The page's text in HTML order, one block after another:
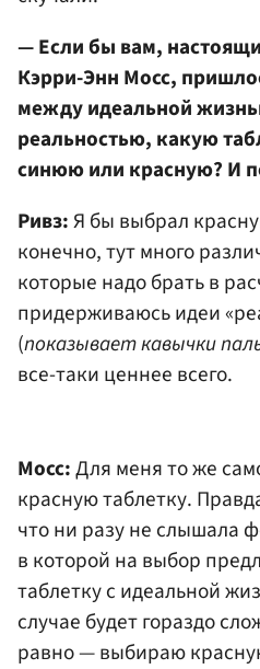
— Если бы вам,
Кэрри-Энн Мосс,
между идеальной
реальностью, какую
синюю или красную? И
Ривз:Я бы выбрал
конечно, тут много
которые надо брать в
придерживаюсь идеи
(показывает кавычки
все-таки ценнее всего.
Мосс:Для меня то же
красную таблетку.
что ни разу не слышала
в которой на выбор
таблетку с идеальной
случае будет гораздо
равно — выбираю